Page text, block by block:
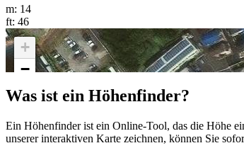
m: 14
ft: 46
+
−
Was ist ein Höhenfinder?
Ein Höhenfinder ist ein Online-Tool, das die Höhe
unserer interaktiven Karte zeichnen, können Sie